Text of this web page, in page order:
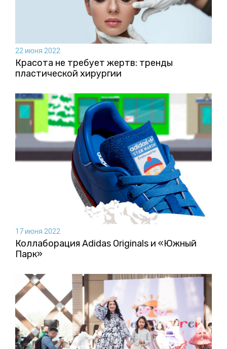
22 июня 2022
Красота не требует жертв: тренды
пластической хирургии
17 июня 2022
Коллаборация Аdidas Originals и «Южный
Парк»